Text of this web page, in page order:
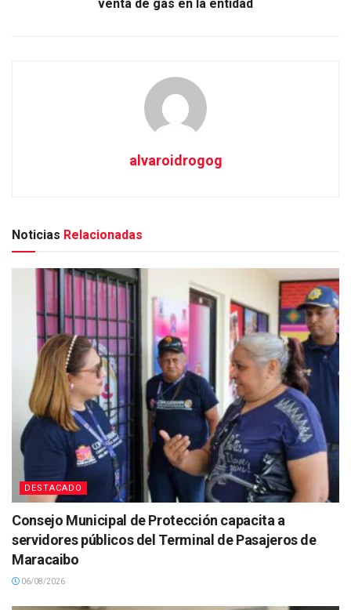
venta de gas en la entidad
alvaroidrogog
Noticias Relacionadas
DESTACADO
Consejo Municipal de Protección capacita a
servidores públicos del Terminal de Pasajeros de
Maracaibo
06/08/2026